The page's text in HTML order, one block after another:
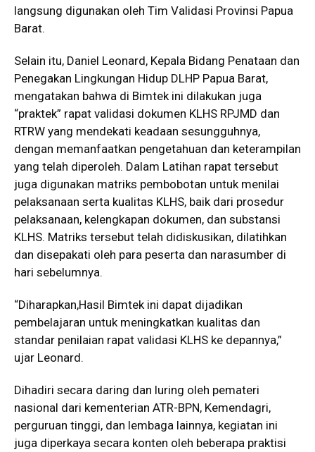
langsung digunakan oleh Tim Validasi Provinsi Papua
Barat.
Selain itu, Daniel Leonard, Kepala Bidang Penataan dan
Penegakan Lingkungan Hidup DLHP Papua Barat,
mengatakan bahwa di Bimtek ini dilakukan juga
“praktek” rapat validasi dokumen KLHS RPJMD dan
RTRW yang mendekati keadaan sesungguhnya,
dengan memanfaatkan pengetahuan dan keterampilan
yang telah diperoleh. Dalam Latihan rapat tersebut
juga digunakan matriks pembobotan untuk menilai
pelaksanaan serta kualitas KLHS, baik dari prosedur
pelaksanaan, kelengkapan dokumen, dan substansi
KLHS. Matriks tersebut telah didiskusikan, dilatihkan
dan disepakati oleh para peserta dan narasumber di
hari sebelumnya.
“Diharapkan,Hasil Bimtek ini dapat dijadikan
pembelajaran untuk meningkatkan kualitas dan
standar penilaian rapat validasi KLHS ke depannya,”
ujar Leonard.
Dihadiri secara daring dan luring oleh pemateri
nasional dari kementerian ATR-BPN, Kemendagri,
perguruan tinggi, dan lembaga lainnya, kegiatan ini
juga diperkaya secara konten oleh beberapa praktisi